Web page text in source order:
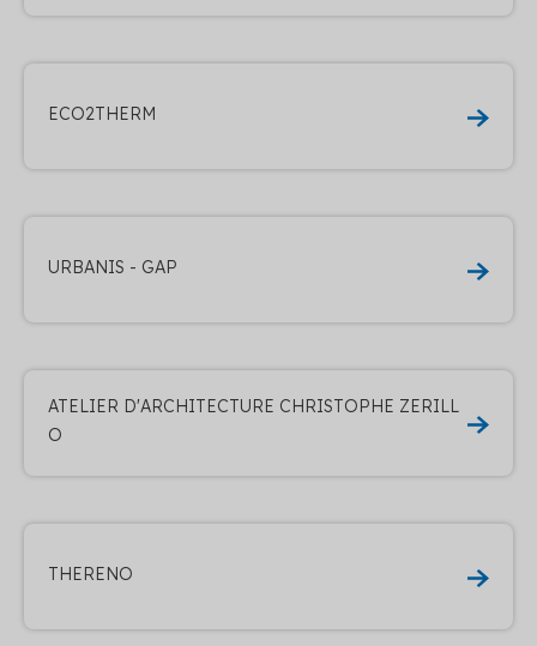
ECO2THERM
URBANIS - GAP
ATELIER D'ARCHITECTURE CHRISTOPHE ZERILL
O
THERENO